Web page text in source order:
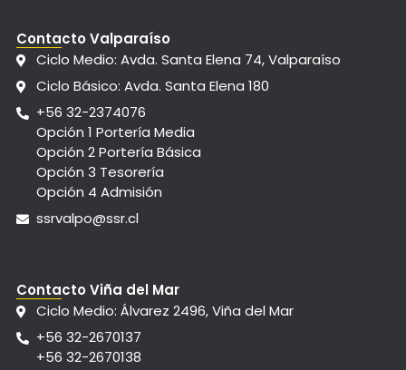
Contacto Valparaíso
Ciclo Medio: Avda. Santa Elena 74, Valparaíso
Ciclo Básico: Avda. Santa Elena 180
+56 32-2374076
Opción 1 Portería Media
Opción 2 Portería Básica
Opción 3 Tesorería
Opción 4 Admisión
ssrvalpo@ssr.cl
Contacto Viña del Mar
Ciclo Medio: Álvarez 2496, Viña del Mar
+56 32-2670137
+56 32-2670138